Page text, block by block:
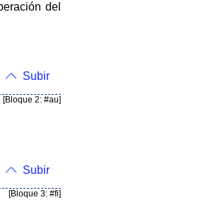
del
Subir
[Bloque 2: #au]
Subir
[Bloque 3: #fi]